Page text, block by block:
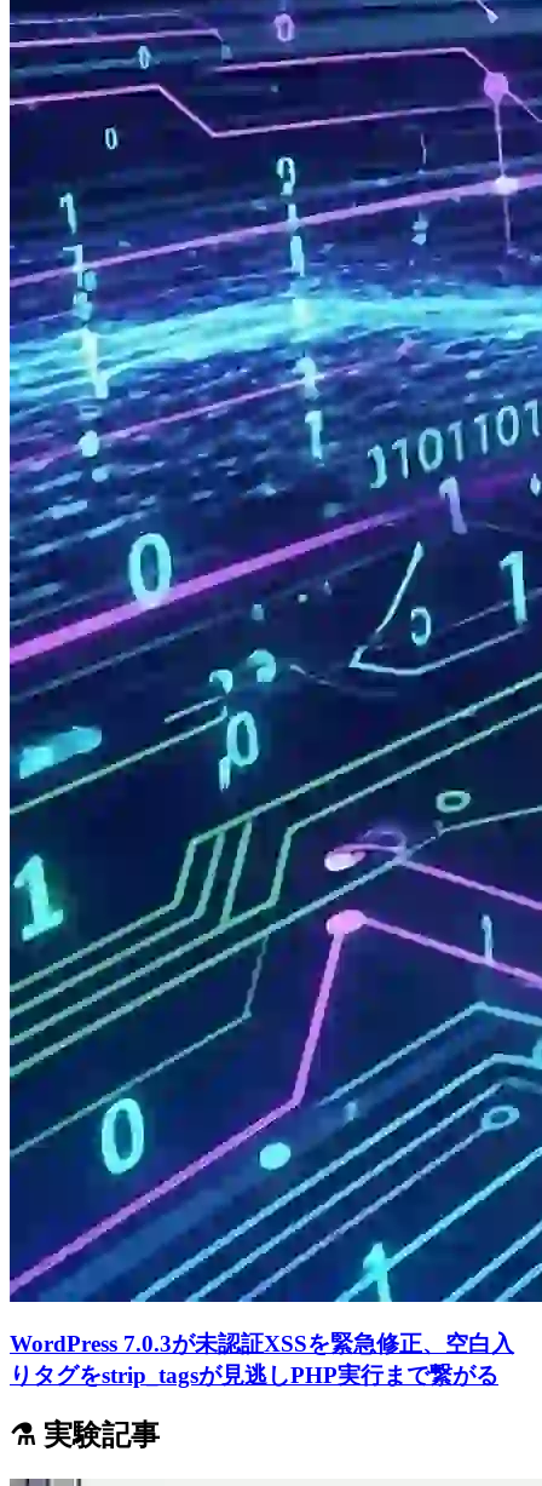
WordPress 7.0.3が未認証XSSを緊急修正、空白入
りタグをstrip_tagsが見逃しPHP実行まで繋がる
⚗️ 実験記事